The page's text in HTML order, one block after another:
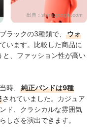
出典： store.google.com
ラックの3種類で、
ウォ
います。比較した商品に
と、ファッション性が高い
時、
純正バンドは9種
されていました。カジュア
ド、クラシカルな雰囲気
しさを演出できます。